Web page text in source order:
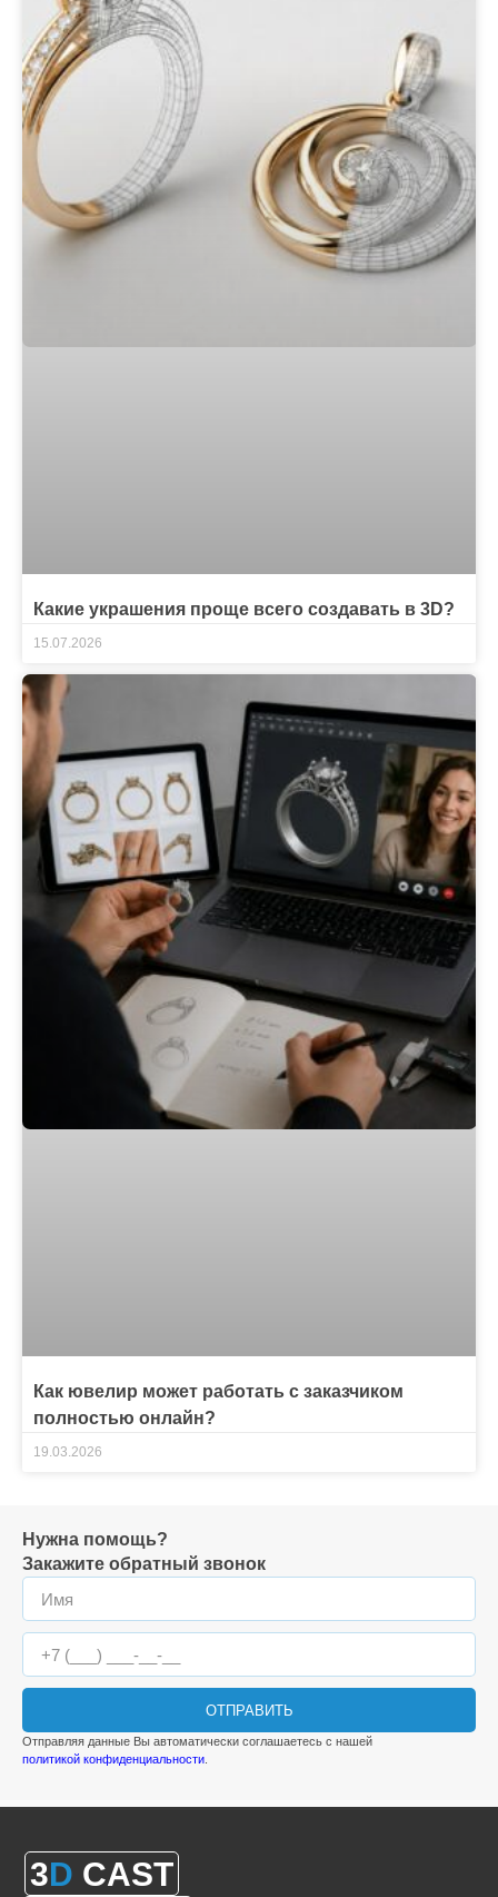
Какие украшения проще всего создавать в 3D?
15.07.2026
Как ювелир может работать с заказчиком
полностью онлайн?
19.03.2026
Нужна помощь?
Закажите обратный звонок
ОТПРАВИТЬ
Отправляя данные Вы автоматически соглашаетесь с нашей
политикой конфиденциальности
3D CAST